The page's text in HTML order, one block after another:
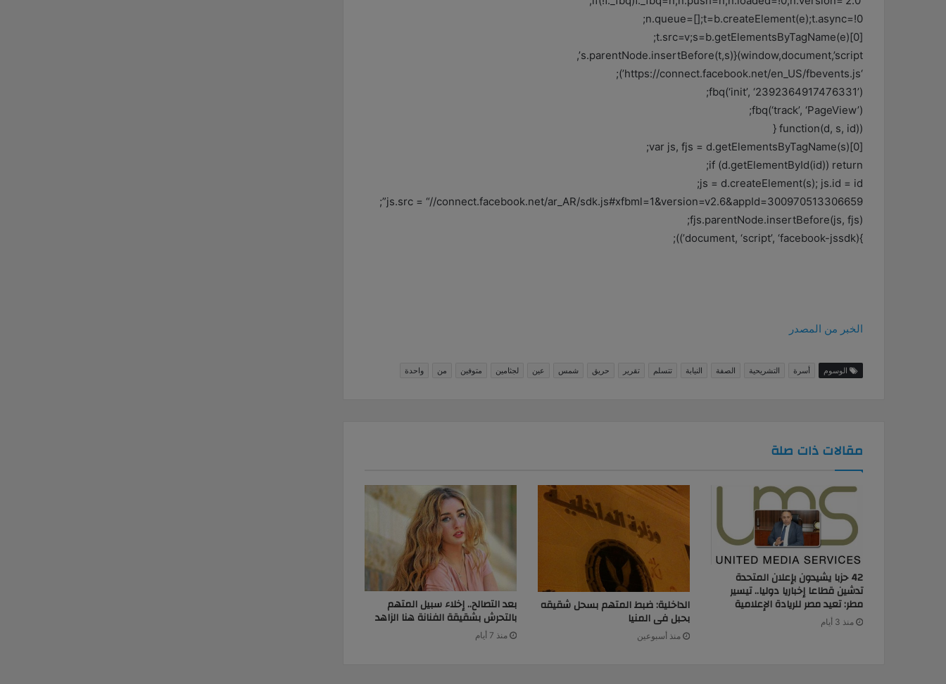
n.queue=[];t=b.createElement(e);t.async=!0;
t.src=v;s=b.getElementsByTagName(e)[0];
s.parentNode.insertBefore(t,s)}(window,document,’script’,
‘https://connect.facebook.net/en_US/fbevents.js’);
fbq(‘init’, ‘2392364917476331’);
fbq(‘track’, ‘PageView’);
(function(d, s, id) {
var js, fjs = d.getElementsByTagName(s)[0];
if (d.getElementById(id)) return;
js = d.createElement(s); js.id = id;
js.src = “//connect.facebook.net/ar_AR/sdk.js#xfbml=1&version=v2.6&appId=300970513306659”;
fjs.parentNode.insertBefore(js, fjs);
}(document, ‘script’, ‘facebook-jssdk’));
الخبر من المصدر
الوسوم أسرة التشريحية الصفة النيابة تتسلم تقرير حريق شمس عين لجثامين متوفين من واحدة
مقالات ذات صلة
42 حزبا يشيدون بإعلان المتحدة
تدشين قطاعا إخباريا دوليا.. تيسير
مطر: تعيد مصر للريادة الإعلامية
منذ 3 أيام
الداخلية: ضبط المتهم بسحل شقيقه
بحبل فى المنيا
منذ أسبوعين
بعد التصالح.. إخلاء سبيل المتهم
بالتحرش بشقيقة الفنانة هنا الزاهد
منذ 7 أيام